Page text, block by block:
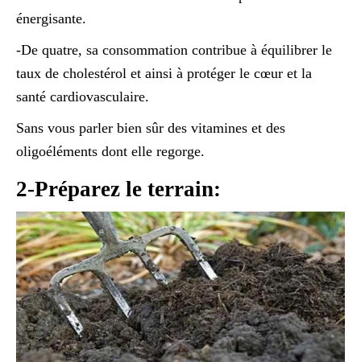
énergisante.
-De quatre, sa consommation contribue à équilibrer le
taux de cholestérol et ainsi à protéger le cœur et la
santé cardiovasculaire.
Sans vous parler bien sûr des vitamines et des
oligoéléments dont elle regorge.
2-Préparez le terrain: